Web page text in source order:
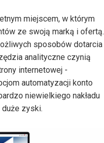
miejscem, w którym
ze swoją marką i ofertą.
sposobów dotarcia
analityczne czynią
internetowej -
automatyzacji konto
niewielkiego nakładu
zyski.